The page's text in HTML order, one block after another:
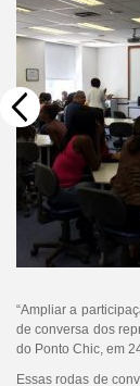
“Ampliar a
de conversa dos
do Ponto Chic, em
Essas rodas de